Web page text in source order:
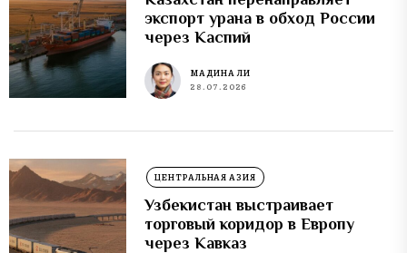
экспорт урана в обход России
через Каспий
МАДИНА ЛИ
28.07.2026
ЦЕНТРАЛЬНАЯ АЗИЯ
Узбекистан выстраивает
торговый коридор в Европу
через Кавказ